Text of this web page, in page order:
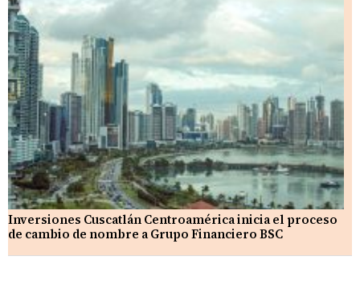
Inversiones Cuscatlán Centroamérica inicia el proceso
de cambio de nombre a Grupo Financiero BSC